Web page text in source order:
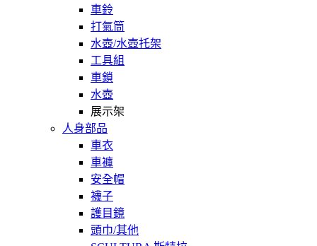
車鈴
打氣筒
水壺/水壺托架
工具組
車鎖
水壺
展示架
人身部品
車衣
車褲
安全帽
襪子
護目鏡
頭巾/其他